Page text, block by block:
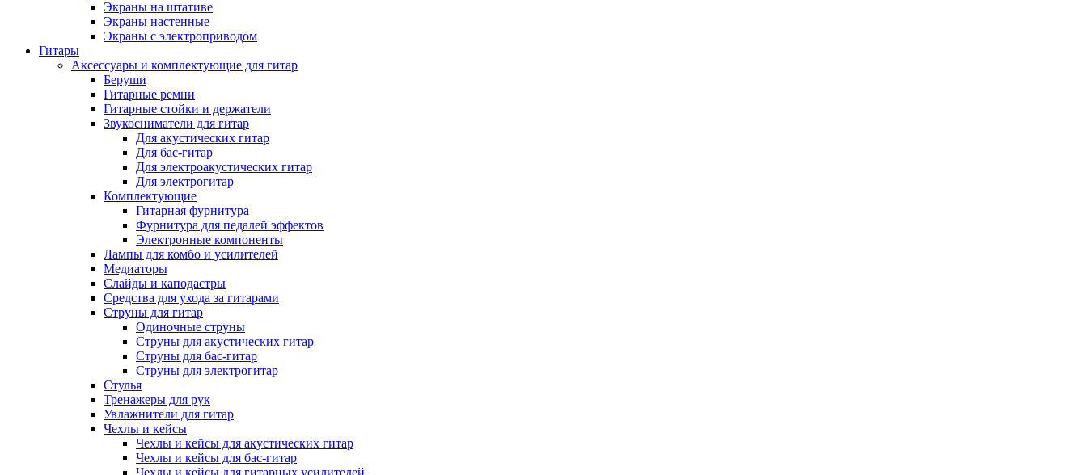
Экраны на штативе
Экраны настенные
Экраны с электроприводом
Гитары
Аксессуары и комплектующие для гитар
Беруши
Гитарные ремни
Гитарные стойки и держатели
Звукосниматели для гитар
Для акустических гитар
Для бас-гитар
Для электроакустических гитар
Для электрогитар
Комплектующие
Гитарная фурнитура
Фурнитура для педалей эффектов
Электронные компоненты
Лампы для комбо и усилителей
Медиаторы
Слайды и каподастры
Средства для ухода за гитарами
Струны для гитар
Одиночные струны
Струны для акустических гитар
Струны для бас-гитар
Струны для электрогитар
Стулья
Тренажеры для рук
Увлажнители для гитар
Чехлы и кейсы
Чехлы и кейсы для акустических гитар
Чехлы и кейсы для бас-гитар
Чехлы и кейсы для гитарных усилителей